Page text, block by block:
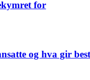
for
og hva gir